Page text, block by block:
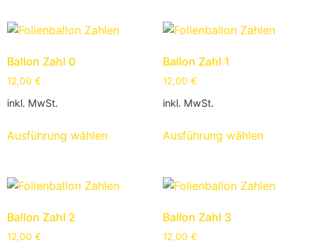
Ballon Zahl 0
12,00 €
inkl. MwSt.
Ausführung wählen
Ballon Zahl 1
12,00 €
inkl. MwSt.
Ausführung wählen
Ballon Zahl 2
12,00 €
Ballon Zahl 3
12,00 €